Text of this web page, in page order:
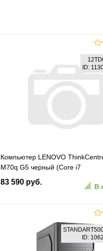
ID:
Компьютер LENOVO
M70q G5 черный (Core i7
14700T/8Gb/512Gb SSD/VGA
int/VESA/noOS/kb+m)
83 590 руб.
В
В корзину
ID: